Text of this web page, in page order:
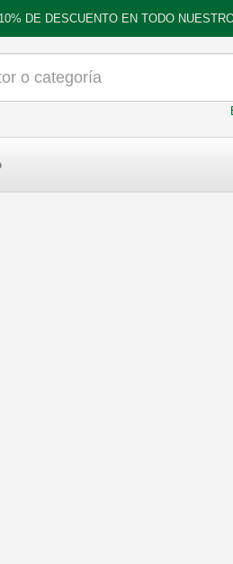
DE DESCUENTO EN TODO